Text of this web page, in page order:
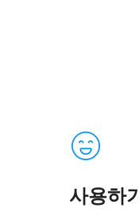
사용하